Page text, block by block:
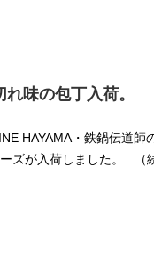
味の包丁入荷。
HAYAMA・鉄鍋伝道師
ズが入荷しました。...（